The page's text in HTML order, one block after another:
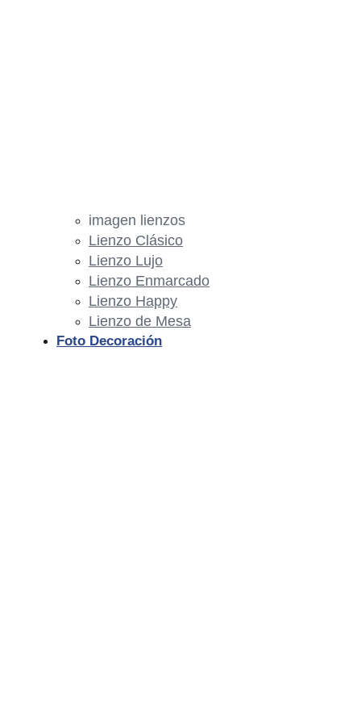
imagen lienzos
Lienzo Clásico
Lienzo Lujo
Lienzo Enmarcado
Lienzo Happy
Lienzo de Mesa
Foto Decoración